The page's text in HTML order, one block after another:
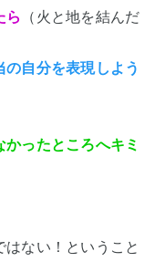
ら （火と地を結んだ
自分を表現しよう
ったところへキミ
ない！ということ